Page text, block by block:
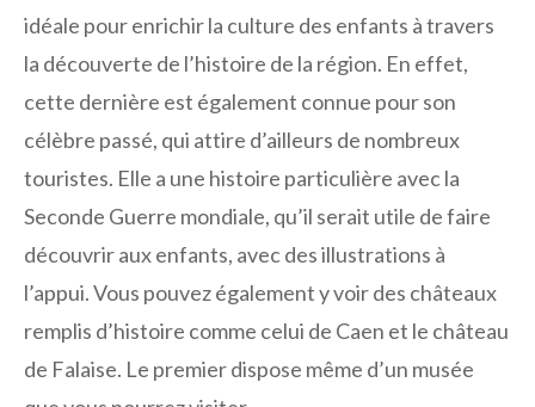
idéale pour enrichir la culture des enfants à travers
la découverte de l’histoire de la région. En effet,
cette dernière est également connue pour son
célèbre passé, qui attire d’ailleurs de nombreux
touristes. Elle a une histoire particulière avec la
Seconde Guerre mondiale, qu’il serait utile de faire
découvrir aux enfants, avec des illustrations à
l’appui. Vous pouvez également y voir des châteaux
remplis d’histoire comme celui de Caen et le château
de Falaise. Le premier dispose même d’un musée